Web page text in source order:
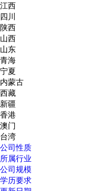
江西
四川
陕西
山西
山东
青海
宁夏
内蒙古
西藏
新疆
香港
澳门
台湾
公司性质
所属行业
公司规模
学历要求